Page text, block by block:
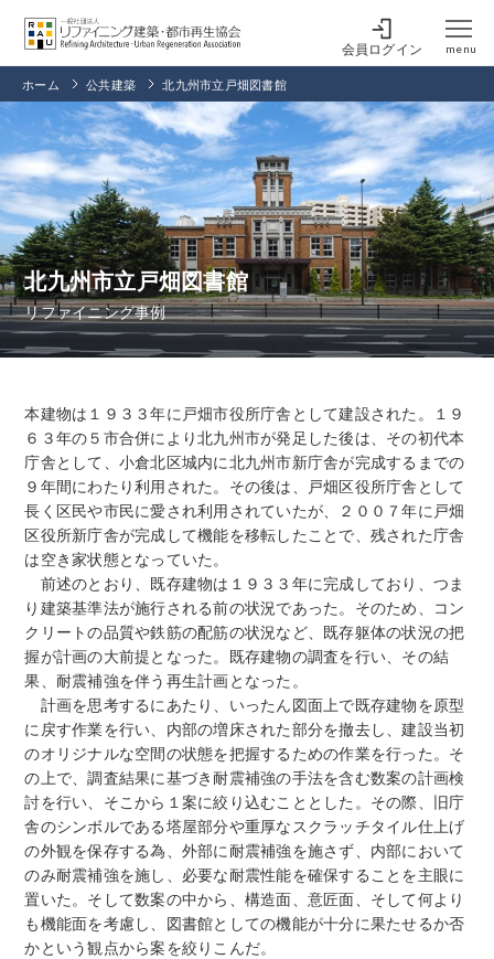
会員ログイン menu
ホーム 公共建築 北九州市立戸畑図書館
北九州市立戸畑図書館
リファイニング事例
本建物は１９３３年に戸畑市役所庁舎として建設された。１９
６３年の５市合併により北九州市が発足した後は、その初代本
庁舎として、小倉北区城内に北九州市新庁舎が完成するまでの
９年間にわたり利用された。その後は、戸畑区役所庁舎として
長く区民や市民に愛され利用されていたが、２００７年に戸畑
区役所新庁舎が完成して機能を移転したことで、残された庁舎
は空き家状態となっていた。
前述のとおり、既存建物は１９３３年に完成しており、つま
り建築基準法が施行される前の状況であった。そのため、コン
クリートの品質や鉄筋の配筋の状況など、既存躯体の状況の把
握が計画の大前提となった。既存建物の調査を行い、その結
果、耐震補強を伴う再生計画となった。
計画を思考するにあたり、いったん図面上で既存建物を原型
に戻す作業を行い、内部の増床された部分を撤去し、建設当初
のオリジナルな空間の状態を把握するための作業を行った。そ
の上で、調査結果に基づき耐震補強の手法を含む数案の計画検
討を行い、そこから１案に絞り込むこととした。その際、旧庁
舎のシンボルである塔屋部分や重厚なスクラッチタイル仕上げ
の外観を保存する為、外部に耐震補強を施さず、内部において
のみ耐震補強を施し、必要な耐震性能を確保することを主眼に
置いた。そして数案の中から、構造面、意匠面、そして何より
も機能面を考慮し、図書館としての機能が十分に果たせるか否
かという観点から案を絞りこんだ。